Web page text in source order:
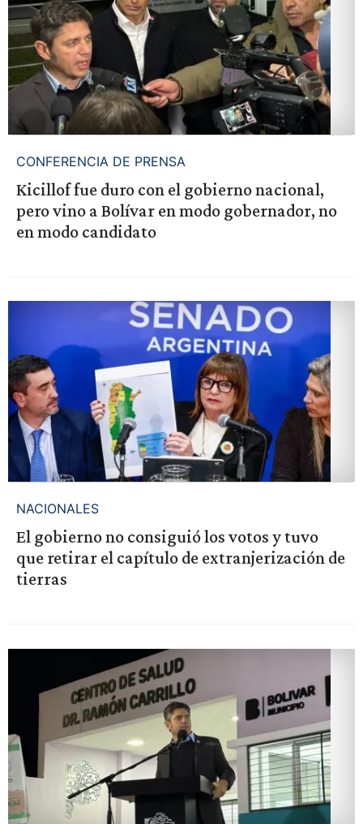
CONFERENCIA DE PRENSA
Kicillof fue duro con el gobierno nacional,
pero vino a Bolívar en modo gobernador, no
en modo candidato
NACIONALES
El gobierno no consiguió los votos y tuvo
que retirar el capítulo de extranjerización de
tierras